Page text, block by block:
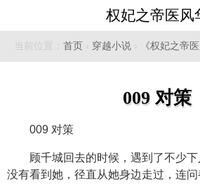
权妃之帝医风
当前位置： 首页 › 穿越小说 › 《权妃之帝医
009 对策
009 对策
顾千城回去的时候，遇到了不少
没有看到她，径直从她身边走过，连问